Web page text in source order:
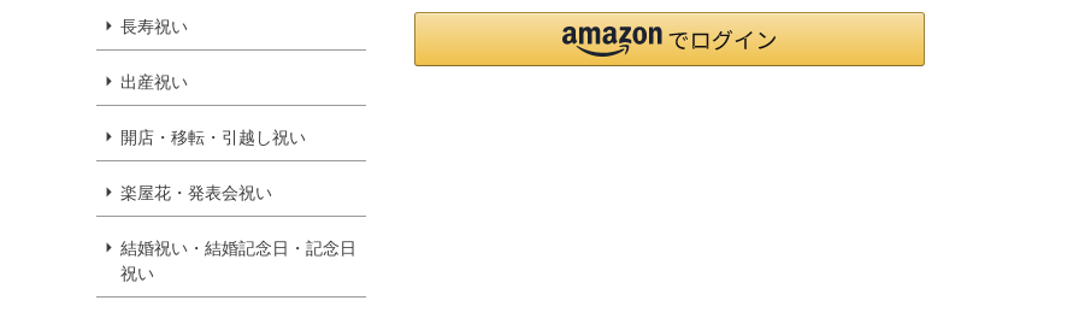
長寿祝い
出産祝い
開店・移転・引越し祝い
楽屋花・発表会祝い
結婚祝い・結婚記念日・記念日
祝い